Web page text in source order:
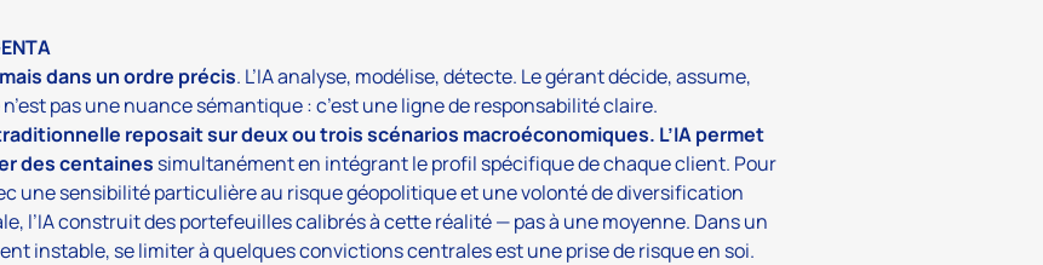
dans un ordre précis. L’IA analyse, modélise, détecte. Le gérant décide, assume,
pas une nuance sémantique : c’est une ligne de responsabilité claire.
reposait sur deux ou trois scénarios macroéconomiques. L’IA permet
des centaines simultanément en intégrant le profil spécifique de chaque client. Pour
une sensibilité particulière au risque géopolitique et une volonté de diversification
l’IA construit des portefeuilles calibrés à cette réalité — pas à une moyenne. Dans un
instable, se limiter à quelques convictions centrales est une prise de risque en soi.